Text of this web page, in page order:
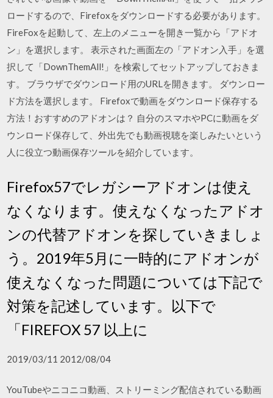
ロードするので、Firefoxをダウンロードする必要があります。
FireFoxを起動して、左上のメニューを開き一覧から「アドオ
ン」を選択します。 表示された画面左の「アドオン入手」を選
択して「DownThemAll!」を検索してセットアップしておきま
す。 ブラウザでダウンロード用のURLを開きます。 ダウンロー
ド方法を選択します。 Firefoxで動画をダウンロード保存する
方法！おすすめのアドオンは？ 自分のスマホやPCに動画をダ
ウンロード保存して、外出先でも動画視聴を楽しみたいという
人に役立つ動画保存ツールを紹介しています。
Firefox57でレガシーアドオンは使え
なくなります。使えなくなったアドオ
ンの代替アドオンを探していきましょ
う。2019年5月に一時的にアドオンが
使えなくなった問題については下記で
対策を記述しています。以下で
「FIREFOX 57 以上に
2019/03/11 2012/08/04
YouTubeやニコニコ動画、ストリーミング配信されている動画